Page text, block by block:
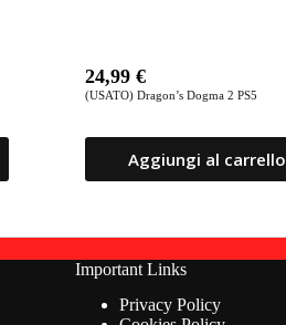
(USATO) Dragon’s Dogma 2 PS5
24,99€
Aggiungi al carrello
Important Links
Privacy Policy